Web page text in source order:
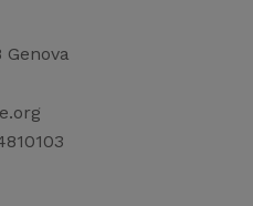
Genova